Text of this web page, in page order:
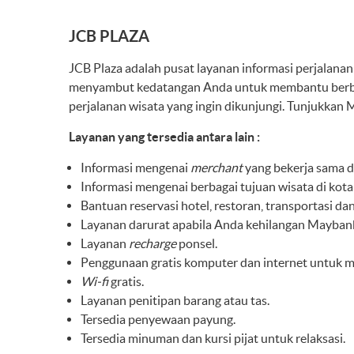
JCB PLAZA
JCB Plaza adalah pusat layanan informasi
menyambut kedatangan Anda untuk membantu
perjalanan wisata yang ingin dikunjungi. Tunjukkan
Layanan yang tersedia antara lain :
Informasi mengenai merchantyang bekerja sama
Informasi mengenai berbagai tujuan wisata di
Bantuan reservasi hotel, restoran, transportasi
Layanan darurat apabila Anda kehilangan
Layanan rechargeponsel.
Penggunaan gratis komputer dan internet untuk
Wi-figratis.
Layanan penitipan barang atau tas.
Tersedia penyewaan payung.
Tersedia minuman dan kursi pijat untuk relaksasi.